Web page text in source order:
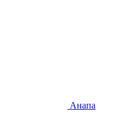
Анапа